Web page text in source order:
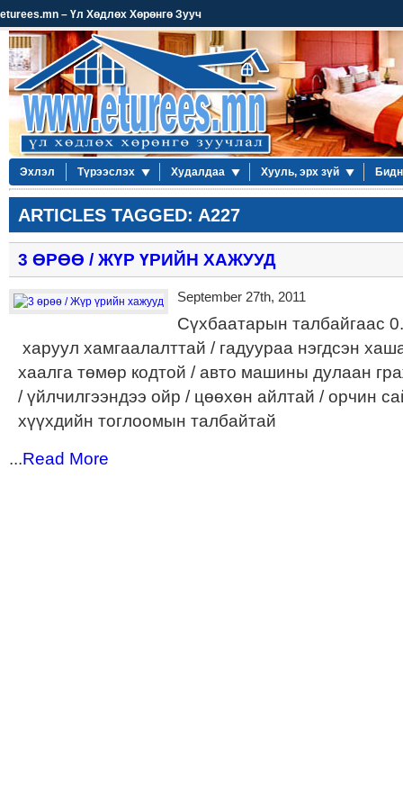
eturees.mn – Үл Хөдлөх Хөрөнгө Зууч
Эхлэл Түрээслэх Худалдаа Хууль, эрх зүй
ARTICLES TAGGED: A227
3 ӨРӨӨ / ЖҮР ҮРИЙН ХАЖУУД
September 27th, 2011
Сүхбаатарын талбайгаас
харуул хамгаалалттай / гадуураа нэгдсэн
хаалга төмөр кодтой / авто машины дулаан
/ үйлчилгээндээ ойр / цөөхөн айлтай / орчин
хүүхдийн тоглоомын талбайтай
...Read More